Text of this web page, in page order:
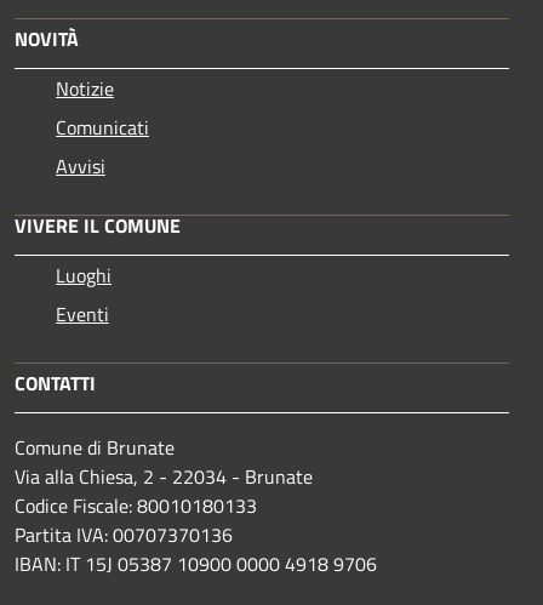
NOVITÀ
Notizie
Comunicati
Avvisi
VIVERE IL COMUNE
Luoghi
Eventi
CONTATTI
Comune di Brunate
Via alla Chiesa, 2 - 22034 - Brunate
Codice Fiscale: 80010180133
Partita IVA: 00707370136
IBAN: IT 15J 05387 10900 0000 4918 9706